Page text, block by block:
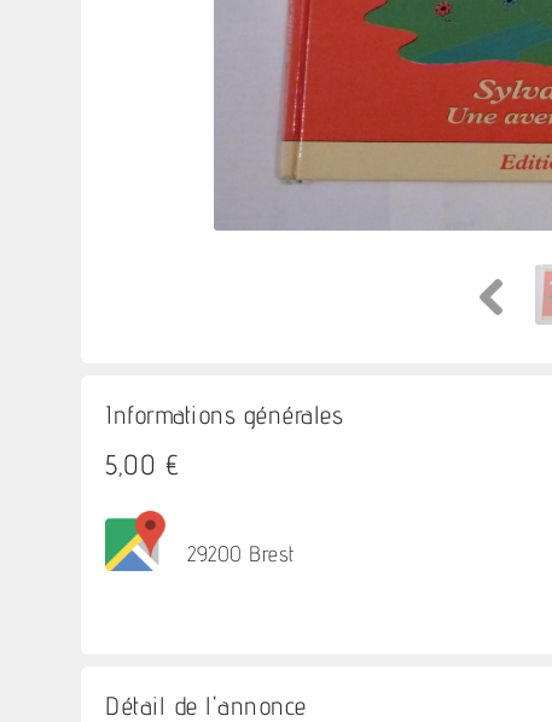
Informations générales
5,00 €
29200 Brest
Détail de l'annonce